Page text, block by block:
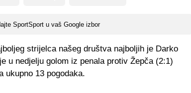
SportSport u vaš Google izbor
strijelca našeg društva najboljih je Darko
u nedjelju golom iz penala protiv Žepča (2:1)
ukupno 13 pogodaka.